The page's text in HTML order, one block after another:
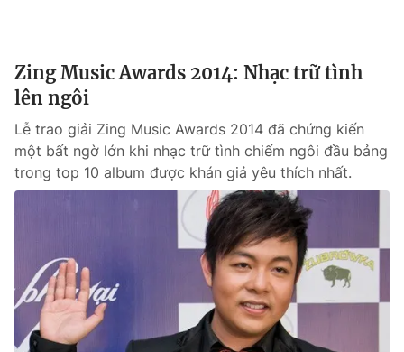
Zing Music Awards 2014: Nhạc trữ tình
lên ngôi
Lễ trao giải Zing Music Awards 2014 đã chứng kiến
một bất ngờ lớn khi nhạc trữ tình chiếm ngôi đầu bảng
trong top 10 album được khán giả yêu thích nhất.